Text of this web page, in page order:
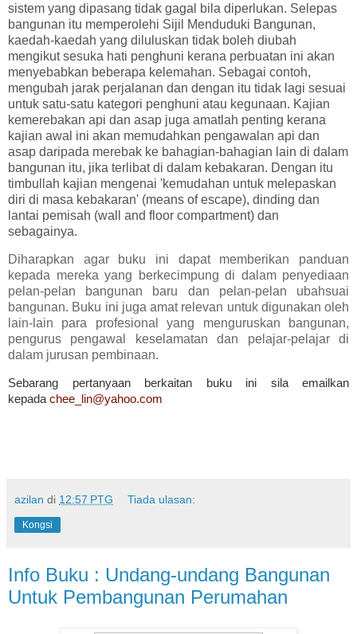
sistem yang dipasang tidak gagal bila diperlukan. Selepas
bangunan itu memperolehi Sijil Menduduki Bangunan,
kaedah-kaedah yang diluluskan tidak boleh diubah
mengikut sesuka hati penghuni kerana perbuatan ini akan
menyebabkan beberapa kelemahan. Sebagai contoh,
mengubah jarak perjalanan dan dengan itu tidak lagi sesuai
untuk satu-satu kategori penghuni atau kegunaan. Kajian
kemerebakan api dan asap juga amatlah penting kerana
kajian awal ini akan memudahkan pengawalan api dan
asap daripada merebak ke bahagian-bahagian lain di dalam
bangunan itu, jika terlibat di dalam kebakaran. Dengan itu
timbullah kajian mengenai 'kemudahan untuk melepaskan
diri di masa kebakaran' (means of escape), dinding dan
lantai pemisah (wall and floor compartment) dan
sebagainya.
Diharapkan agar buku ini dapat memberikan panduan
kepada mereka yang berkecimpung di dalam penyediaan
pelan-pelan bangunan baru dan pelan-pelan ubahsuai
bangunan. Buku ini juga amat relevan untuk digunakan oleh
lain-lain para profesional yang menguruskan bangunan,
pengurus pengawal keselamatan dan pelajar-pelajar di
dalam jurusan pembinaan.
Sebarang pertanyaan berkaitan buku ini sila emailkan
kepada chee_lin@yahoo.com
azilan di 12:57 PTG Tiada ulasan:
Kongsi
Info Buku : Undang-undang Bangunan
Untuk Pembangunan Perumahan